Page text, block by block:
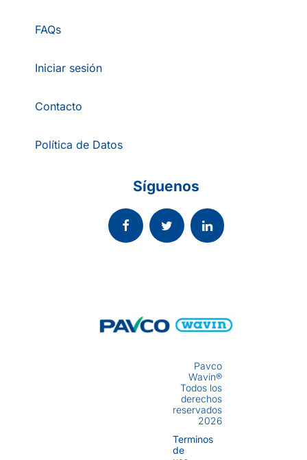
FAQs
Iniciar sesión
Contacto
Política de Datos
Síguenos
Pavco
Wavin®
Todos los
derechos
reservados
2026
Terminos
de